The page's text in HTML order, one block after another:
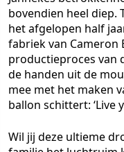
bovendien heel diep.
het afgelopen half
fabriek van Cameron
productieproces van
de handen uit de
mee met het maken
ballon schittert: ‘Live
Wil jij deze ultieme